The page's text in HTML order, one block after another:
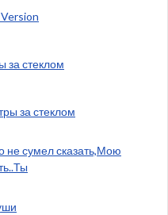
за стеклом
за стеклом
не сумел сказать,Мою